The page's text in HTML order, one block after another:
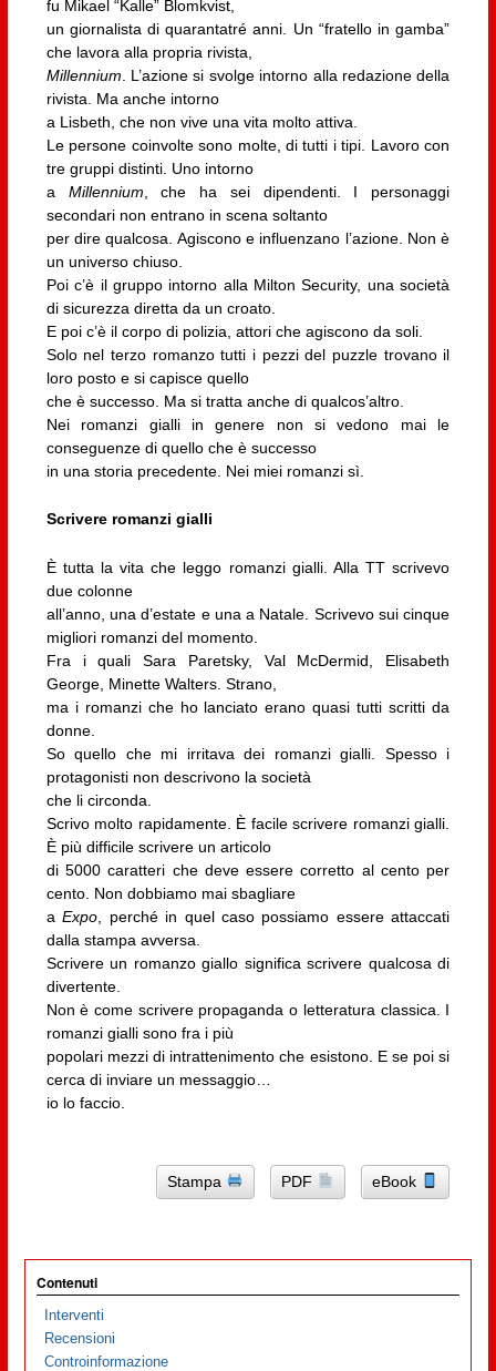
fu Mikael “Kalle” Blomkvist,
un giornalista di quarantatré anni. Un “fratello in gamba”
che lavora alla propria rivista,
Millennium . L’azione si svolge intorno alla redazione della
rivista. Ma anche intorno
a Lisbeth, che non vive una vita molto attiva.
Le persone coinvolte sono molte, di tutti i tipi. Lavoro con
tre gruppi distinti. Uno intorno
a Millennium , che ha sei dipendenti. I personaggi
secondari non entrano in scena soltanto
per dire qualcosa. Agiscono e influenzano l’azione. Non è
un universo chiuso.
Poi c’è il gruppo intorno alla Milton Security, una società
di sicurezza diretta da un croato.
E poi c’è il corpo di polizia, attori che agiscono da soli.
Solo nel terzo romanzo tutti i pezzi del puzzle trovano il
loro posto e si capisce quello
che è successo. Ma si tratta anche di qualcos’altro.
Nei romanzi gialli in genere non si vedono mai le
conseguenze di quello che è successo
in una storia precedente. Nei miei romanzi sì.
Scrivere romanzi gialli
È tutta la vita che leggo romanzi gialli. Alla TT scrivevo
due colonne
all’anno, una d’estate e una a Natale. Scrivevo sui cinque
migliori romanzi del momento.
Fra i quali Sara Paretsky, Val McDermid, Elisabeth
George, Minette Walters. Strano,
ma i romanzi che ho lanciato erano quasi tutti scritti da
donne.
So quello che mi irritava dei romanzi gialli. Spesso i
protagonisti non descrivono la società
che li circonda.
Scrivo molto rapidamente. È facile scrivere romanzi gialli.
È più difficile scrivere un articolo
di 5000 caratteri che deve essere corretto al cento per
cento. Non dobbiamo mai sbagliare
aExpo , perché in quel caso possiamo essere attaccati
dalla stampa avversa.
Scrivere un romanzo giallo significa scrivere qualcosa di
divertente.
Non è come scrivere propaganda o letteratura classica. I
romanzi gialli sono fra i più
popolari mezzi di intrattenimento che esistono. E se poi si
cerca di inviare un messaggio…
io lo faccio.
Stampa PDF eBook
Contenuti
Interventi
Recensioni
Controinformazione